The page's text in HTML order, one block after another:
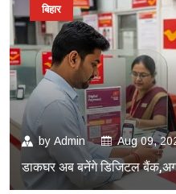
by Admin Aug 09,
डाकघर अब बनेंगे डिजिटल
बिहार